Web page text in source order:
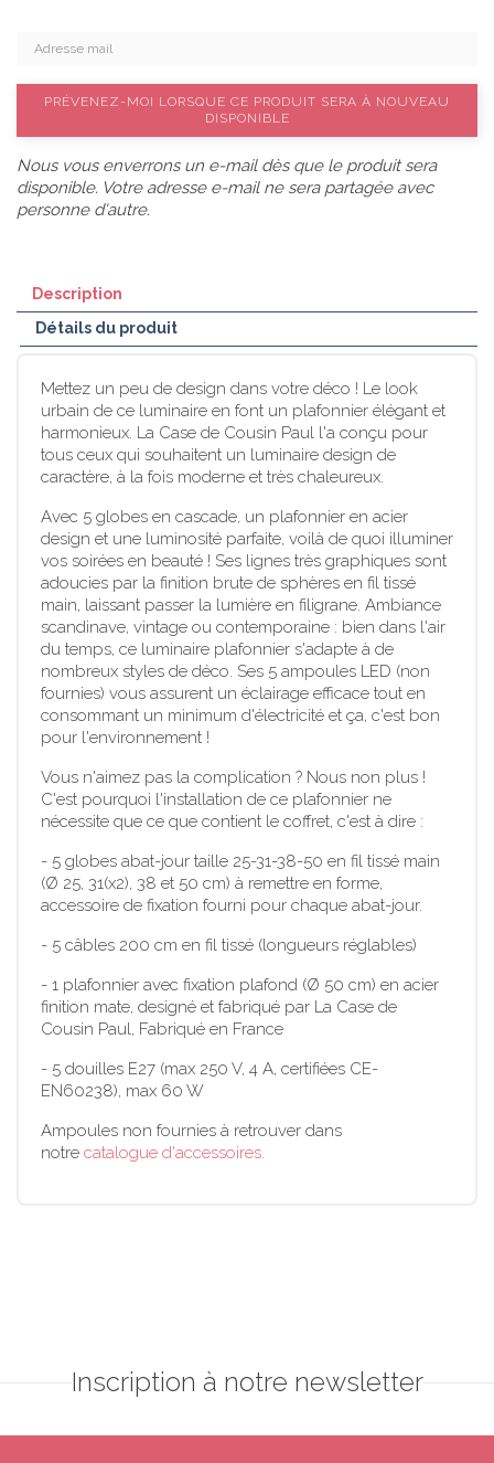
PRÉVENEZ-MOI LORSQUE CE PRODUIT SERA À NOUVEAU
DISPONIBLE
Nous vous enverrons un e-mail dès que le produit sera
disponible. Votre adresse e-mail ne sera partagée avec
personne d'autre.
Description
Détails du produit
Mettez un peu de design dans votre déco ! Le look
urbain de ce luminaire en font un plafonnier élégant et
harmonieux. La Case de Cousin Paul l'a conçu pour
tous ceux qui souhaitent un luminaire design de
caractère, à la fois moderne et très chaleureux.
Avec 5 globes en cascade, un plafonnier en acier
design et une luminosité parfaite, voilà de quoi illuminer
vos soirées en beauté ! Ses lignes très graphiques sont
adoucies par la finition brute de sphères en fil tissé
main, laissant passer la lumière en filigrane. Ambiance
scandinave, vintage ou contemporaine : bien dans l'air
du temps, ce luminaire plafonnier s'adapte à de
nombreux styles de déco. Ses 5 ampoules LED (non
fournies) vous assurent un éclairage efficace tout en
consommant un minimum d'électricité et ça, c'est bon
pour l'environnement !
Vous n'aimez pas la complication ? Nous non plus !
C'est pourquoi l'installation de ce plafonnier ne
nécessite que ce que contient le coffret, c'est à dire :
- 5 globes abat-jour taille 25-31-38-50 en fil tissé main
(Ø 25, 31(x2), 38 et 50 cm) à remettre en forme,
accessoire de fixation fourni pour chaque abat-jour.
- 5 câbles 200 cm en fil tissé (longueurs réglables)
- 1 plafonnier avec fixation plafond (Ø 50 cm) en acier
finition mate, designé et fabriqué par La Case de
Cousin Paul, Fabriqué en France
- 5 douilles E27 (max 250 V, 4 A, certifiées CE-
EN60238), max 60 W
Ampoules non fournies à retrouver dans
notre catalogue d'accessoires.
Inscription à notre newsletter